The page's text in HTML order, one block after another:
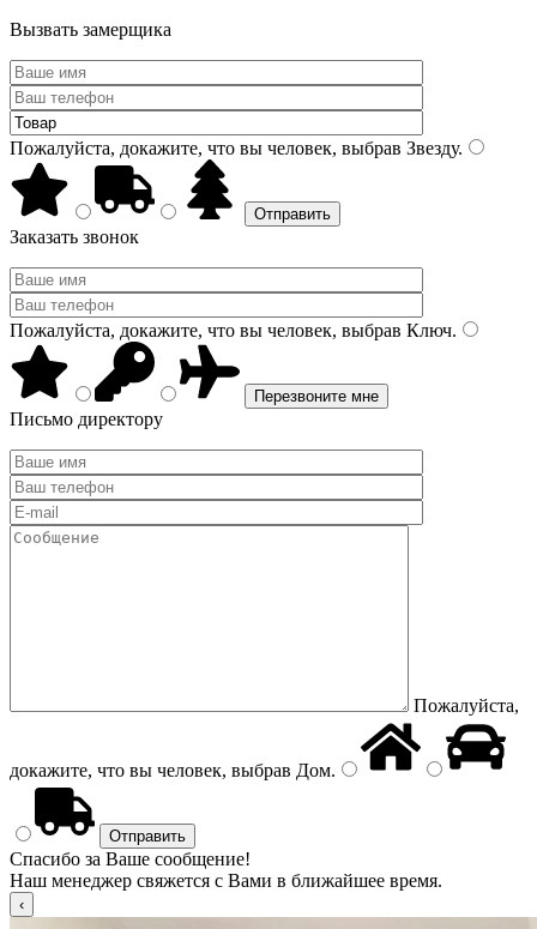
Вызвать замерщика
Пожалуйста, докажите, что вы человек, выбрав Звезду.
Заказать звонок
Пожалуйста, докажите, что вы человек, выбрав Ключ.
Письмо директору
Пожалуйста,
докажите, что вы человек, выбрав Дом.
Спасибо за Ваше сообщение!
Наш менеджер свяжется с Вами в ближайшее время.